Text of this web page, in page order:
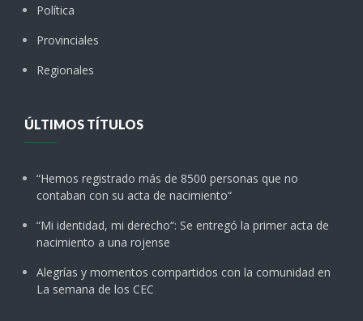
Política
Provinciales
Regionales
ÚLTIMOS TÍTULOS
“Hemos registrado más de 8500 personas que no
contaban con su acta de nacimiento“
“Mi identidad, mi derecho“: Se entregó la primer acta de
nacimiento a una rojense
Alegrías y momentos compartidos con la comunidad en
La semana de los CEC